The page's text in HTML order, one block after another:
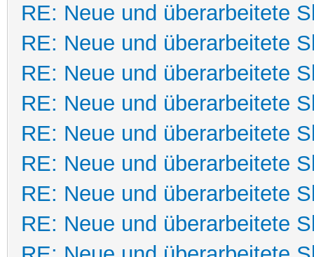
RE: Neue und überarbeitete
RE: Neue und überarbeitete
RE: Neue und überarbeitete
RE: Neue und überarbeitete
RE: Neue und überarbeitete
RE: Neue und überarbeitete
RE: Neue und überarbeitete
RE: Neue und überarbeitete